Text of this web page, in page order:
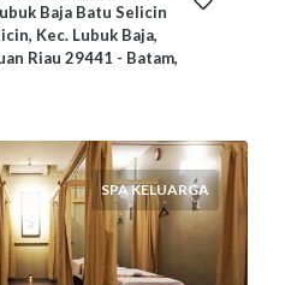
Baja Batu Selicin
Kec. Lubuk Baja,
Riau 29441 - Batam,
SPA KELUARGA